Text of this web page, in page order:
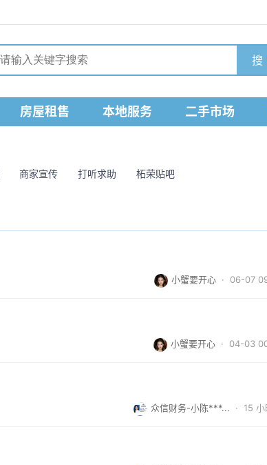
搜
房屋租售 本地服务 二手市场
商家宣传 打听求助 柘荣贴吧
小蟹要开心 · 06-07
小蟹要开心 · 04-03
众信财务-小陈***... · 15